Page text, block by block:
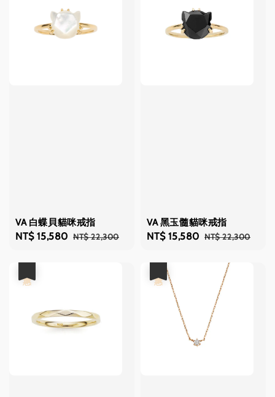
VA 白蝶貝貓咪戒指
Sale
NT$ 15,580 Regular
NT$ 22,300
VA 黑玉髓貓咪戒指
Sale
NT$ 15,580 Regular
NT$ 22,300